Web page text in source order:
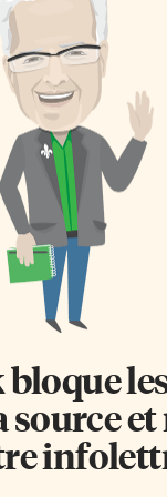
source et